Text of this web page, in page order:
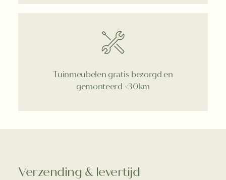
Tuinmeubelen gratis bezorgd en
gemonteerd <30km
Verzending & levertijd